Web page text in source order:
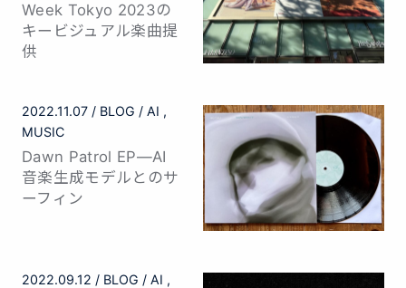
Week Tokyo 2023の
キービジュアル楽曲提
供
2022.11.07 BLOG
AI
MUSIC
Dawn Patrol EP—AI
音楽生成モデルとのサ
ーフィン
2022.09.12 BLOG
AI